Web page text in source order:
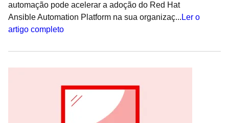
automação pode acelerar a adoção do Red Hat
Ansible Automation Platform na sua organizaç... Ler o
artigo completo